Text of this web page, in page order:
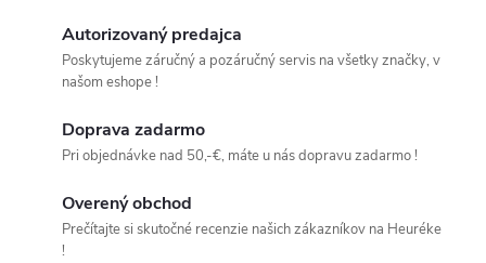
Autorizovaný predajca
Poskytujeme záručný a pozáručný servis na všetky značky, v
našom eshope !
Doprava zadarmo
Pri objednávke nad 50,-€, máte u nás dopravu zadarmo !
Overený obchod
Prečítajte si skutočné recenzie našich zákazníkov na Heuréke
!